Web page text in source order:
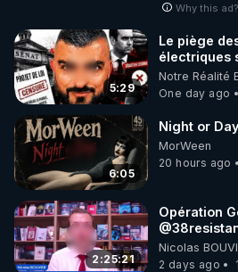
Why this ad?
5:29
Le piège
électriques
les usagers
Notre Réalité
One day ago
6:05
Night or Day
MorWeen
20 hours ago
2:25:21
Opération
Nicolas
2 days ago